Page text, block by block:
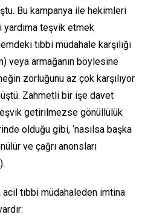
Bu kampanya ile hekimleri
yardıma teşvik etmek
tıbbi müdahale karşılığı
veya armağanın böylesine
zorluğunu az çok karşılıyor
Zahmetli bir işe davet
getirilmezse gönüllülük
olduğu gibi, ‘nasılsa başka
ve çağrı anonsları
tıbbi müdahaleden imtina